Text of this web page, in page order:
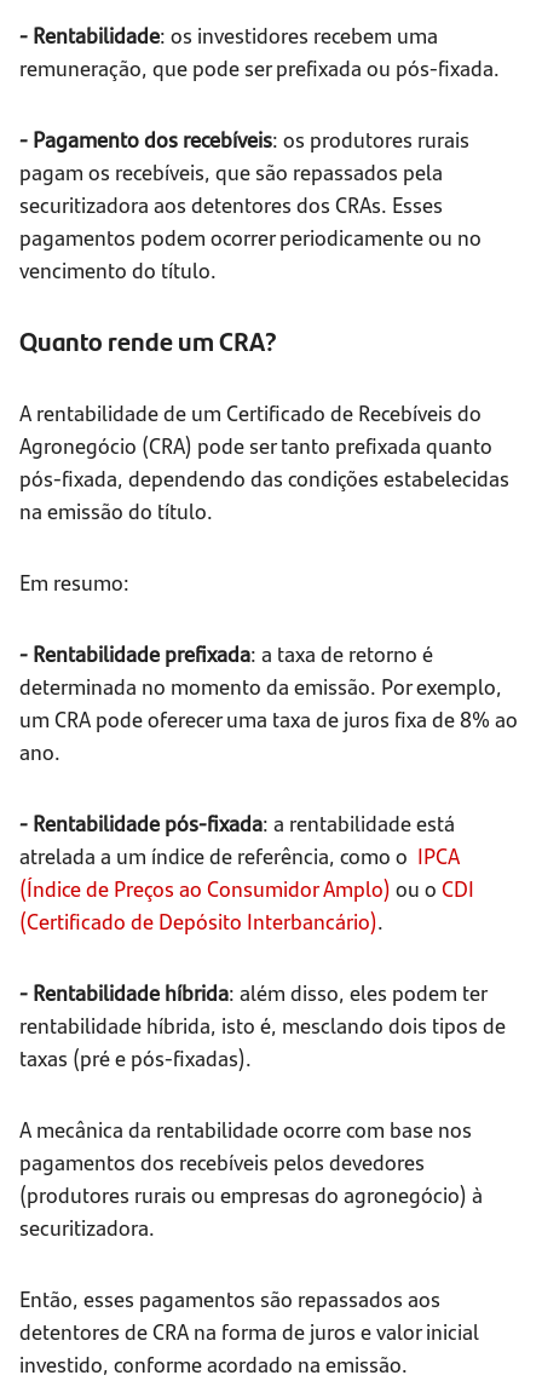
- Rentabilidade: os investidores recebem uma
remuneração, que pode ser prefixada ou pós-fixada.
- Pagamento dos recebíveis: os produtores rurais
pagam os recebíveis, que são repassados pela
securitizadora aos detentores dos CRAs. Esses
pagamentos podem ocorrer periodicamente ou no
vencimento do título.
Quanto rende um CRA?
A rentabilidade de um Certificado de Recebíveis do
Agronegócio (CRA) pode ser tanto prefixada quanto
pós-fixada, dependendo das condições estabelecidas
na emissão do título.
Em resumo:
- Rentabilidade prefixada: a taxa de retorno é
determinada no momento da emissão. Por exemplo,
um CRA pode oferecer uma taxa de juros fixa de 8% ao
ano.
- Rentabilidade pós-fixada: a rentabilidade está
atrelada a um índice de referência, como o IPCA
(Índice de Preços ao Consumidor Amplo) ou o CDI
(Certificado de Depósito Interbancário).
- Rentabilidade híbrida: além disso, eles podem ter
rentabilidade híbrida, isto é, mesclando dois tipos de
taxas (pré e pós-fixadas).
A mecânica da rentabilidade ocorre com base nos
pagamentos dos recebíveis pelos devedores
(produtores rurais ou empresas do agronegócio) à
securitizadora.
Então, esses pagamentos são repassados aos
detentores de CRA na forma de juros e valor inicial
investido, conforme acordado na emissão.